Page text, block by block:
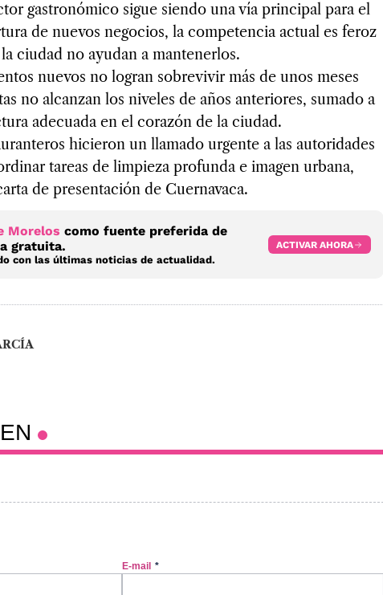
gastronómico sigue siendo una vía principal para el
de nuevos negocios, la competencia actual es feroz
ciudad no ayudan a mantenerlos.
nuevos no logran sobrevivir más de unos meses
no alcanzan los niveles de años anteriores, sumado a
adecuada en el corazón de la ciudad.
hicieron un llamado urgente a las autoridades
tareas de limpieza profunda e imagen urbana,
de presentación de Cuernavaca.
Morelos como fuente preferida de
gratuita.
con las últimas noticias de actualidad.
ACTIVAR AHORA
E-mail *